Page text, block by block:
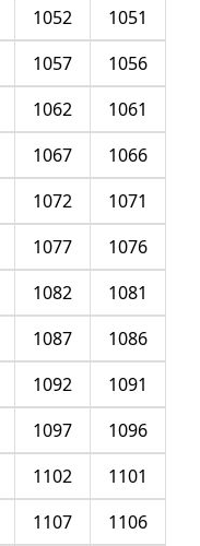
1051
1052
1056
1057
1061
1062
1066
1067
1071
1072
1076
1077
1081
1082
1086
1087
1091
1092
1096
1097
1101
1102
1106
1107